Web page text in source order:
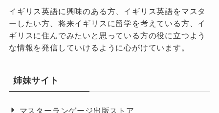
イギリス英語に興味のある方、イギリス英語をマスタ
ーしたい方、将来イギリスに留学を考えている方、イ
ギリスに住んでみたいと思っている方の役に立つよう
な情報を発信していけるように心がけています。
姉妹サイト
マスターランゲージ出版ストア